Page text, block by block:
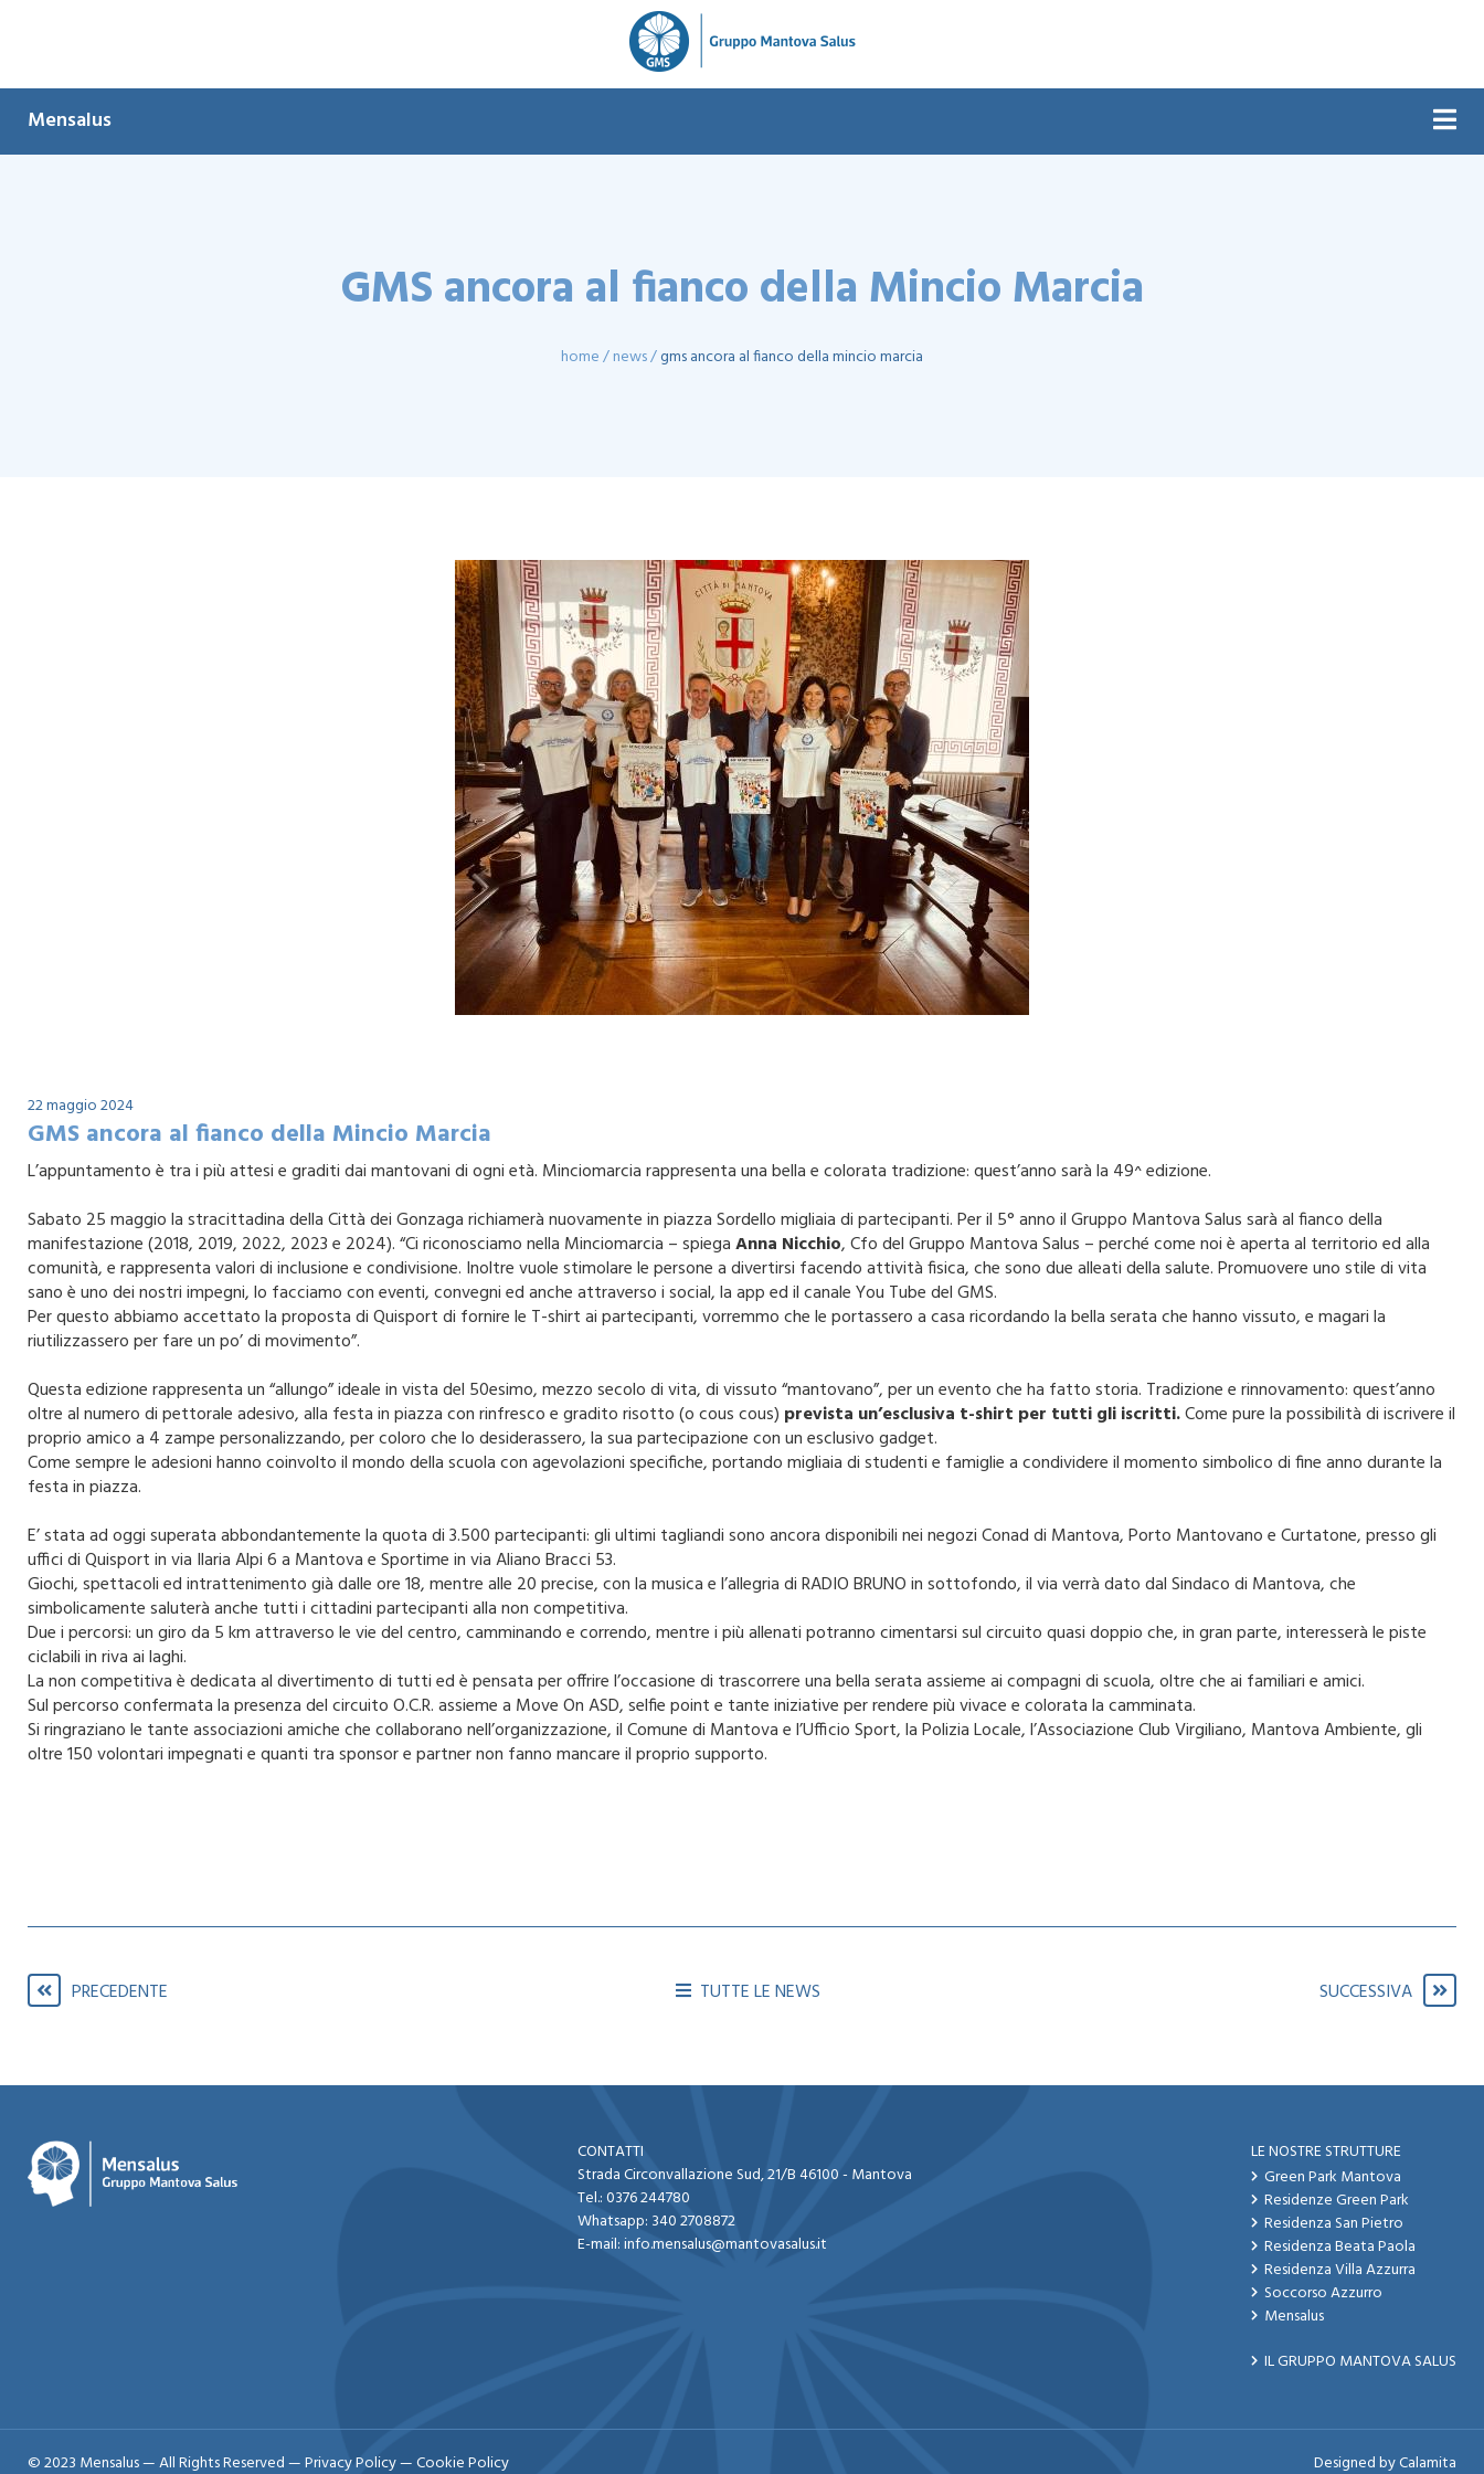
Mensalus
GMS ancora al fianco della Mincio Marcia
home news gms ancora al fianco della mincio marcia
22 maggio 2024
GMS ancora al fianco della Mincio Marcia
L’appuntamento è tra i più attesi e graditi dai mantovani di ogni età. Minciomarcia rappresenta una bella e colorata tradizione: quest’anno sarà la 49^ edizione.
Sabato 25 maggio la stracittadina della Città dei Gonzaga richiamerà nuovamente in piazza Sordello migliaia di partecipanti. Per il 5° anno il Gruppo Mantova Salus sarà al fianco della
manifestazione (2018, 2019, 2022, 2023 e 2024). “Ci riconosciamo nella Minciomarcia – spiegaAnna Nicchio, Cfo del Gruppo Mantova Salus – perché come noi è aperta al territorio ed alla
comunità, e rappresenta valori di inclusione e condivisione. Inoltre vuole stimolare le persone a divertirsi facendo attività fisica, che sono due alleati della salute. Promuovere uno stile di vita
sano è uno dei nostri impegni, lo facciamo con eventi, convegni ed anche attraverso i social, la app ed il canale You Tube del GMS.
Per questo abbiamo accettato la proposta di Quisport di fornire le T-shirt ai partecipanti, vorremmo che le portassero a casa ricordando la bella serata che hanno vissuto, e magari la
riutilizzassero per fare un po’ di movimento”.
Questa edizione rappresenta un “allungo” ideale in vista del 50esimo, mezzo secolo di vita, di vissuto “mantovano”, per un evento che ha fatto storia. Tradizione e rinnovamento: quest’anno
oltre al numero di pettorale adesivo, alla festa in piazza con rinfresco e gradito risotto (o cous cous) prevista un’esclusiva t-shirt per tutti gli iscritti.Come pure la possibilità di iscrivere il
proprio amico a 4 zampe personalizzando, per coloro che lo desiderassero, la sua partecipazione con un esclusivo gadget.
Come sempre le adesioni hanno coinvolto il mondo della scuola con agevolazioni specifiche, portando migliaia di studenti e famiglie a condividere il momento simbolico di fine anno durante la
festa in piazza.
E’ stata ad oggi superata abbondantemente la quota di 3.500 partecipanti: gli ultimi tagliandi sono ancora disponibili nei negozi Conad di Mantova, Porto Mantovano e Curtatone, presso gli
uffici di Quisport in via Ilaria Alpi 6 a Mantova e Sportime in via Aliano Bracci 53.
Giochi, spettacoli ed intrattenimento già dalle ore 18, mentre alle 20 precise, con la musica e l’allegria di RADIO BRUNO in sottofondo, il via verrà dato dal Sindaco di Mantova, che
simbolicamente saluterà anche tutti i cittadini partecipanti alla non competitiva.
Due i percorsi: un giro da 5 km attraverso le vie del centro, camminando e correndo, mentre i più allenati potranno cimentarsi sul circuito quasi doppio che, in gran parte, interesserà le piste
ciclabili in riva ai laghi.
La non competitiva è dedicata al divertimento di tutti ed è pensata per offrire l’occasione di trascorrere una bella serata assieme ai compagni di scuola, oltre che ai familiari e amici.
Sul percorso confermata la presenza del circuito O.C.R. assieme a Move On ASD, selfie point e tante iniziative per rendere più vivace e colorata la camminata.
Si ringraziano le tante associazioni amiche che collaborano nell’organizzazione, il Comune di Mantova e l’Ufficio Sport, la Polizia Locale, l’Associazione Club Virgiliano, Mantova Ambiente, gli
oltre 150 volontari impegnati e quanti tra sponsor e partner non fanno mancare il proprio supporto.
PRECEDENTE TUTTE LE NEWS SUCCESSIVA
CONTATTI
Strada Circonvallazione Sud, 21/B 46100 - Mantova​
Tel.:0376 244780
Whatsapp: 340 2708872
E-mail:info.mensalus@mantovasalus.it
LE NOSTRE STRUTTURE
Green Park Mantova
Residenze Green Park
Residenza San Pietro
Residenza Beata Paola
Residenza Villa Azzurra
Soccorso Azzurro
Mensalus
IL GRUPPO MANTOVA SALUS
© 2023 Mensalus — All Rights Reserved —Privacy Policy—Cookie Policy Designed byCalamita